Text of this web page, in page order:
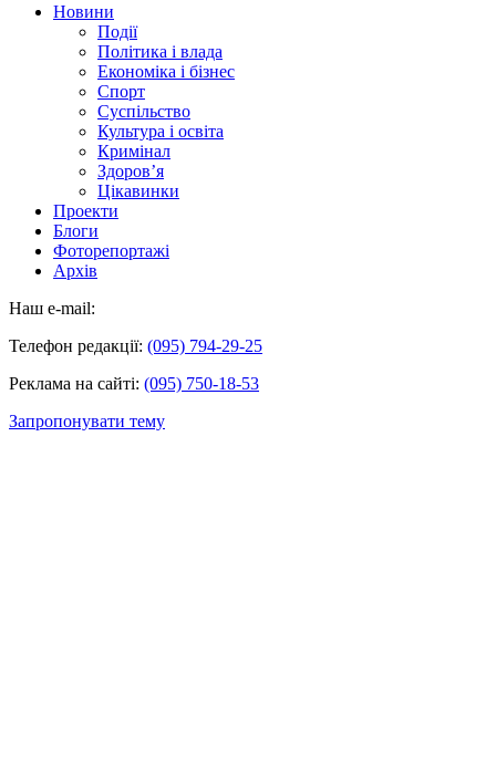
Новини
Події
Політика і влада
Економіка і бізнес
Спорт
Суспільство
Культура і освіта
Кримінал
Здоров’я
Цікавинки
Проекти
Блоги
Фоторепортажі
Архів
Наш e-mail:
Телефон редакції: (095) 794-29-25
Реклама на сайті: (095) 750-18-53
Запропонувати тему